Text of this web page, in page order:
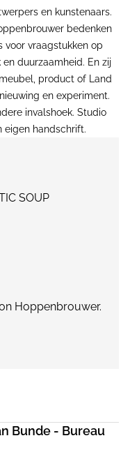
en kunstenaars.
bedenken
voor vraagstukken op
duurzaamheid. En zij
product of Land
en experiment.
invalshoek. Studio
eigen handschrift.
SOUP
Hoppenbrouwer.
Bunde - Bureau